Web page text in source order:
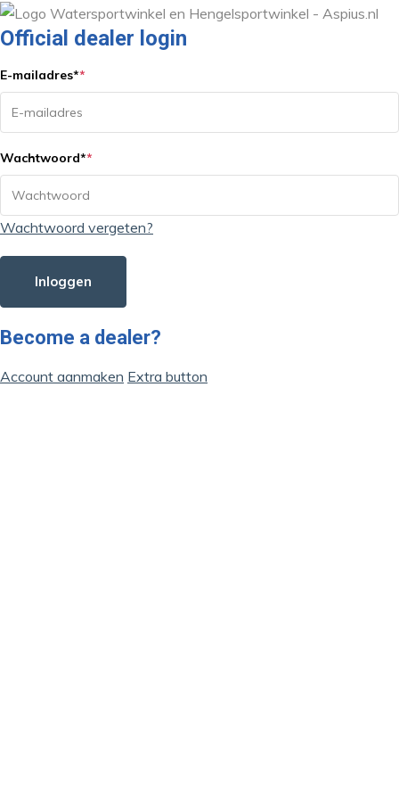
Official dealer login
E-mailadres**
Wachtwoord**
Wachtwoord vergeten?
Inloggen
Become a dealer?
Account aanmaken Extra button